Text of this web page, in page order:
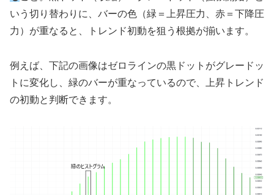
いう切り替わりに、バーの色（緑＝上昇圧力、赤＝下降圧
力）が重なると、トレンド初動を狙う根拠が揃います。
例えば、下記の画像はゼロラインの黒ドットがグレードッ
トに変化し、緑のバーが重なっているので、上昇トレンド
の初動と判断できます。